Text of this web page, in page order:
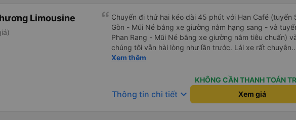
xúc động quá ! 🥹
Limousine
Chuyến đi thứ hai kéo dài 45 phút với Han Café (tuyến
Gòn - Mũi Né bằng xe giường nằm hạng sang - và
Phan Rang - Mũi Né bằng xe giường nằm tiêu chuẩn)
chúng tôi vẫn hài lòng như lần trước. Lái xe rất chuyên
nghiệp, nhân viên vô cùng chu đáo (họ kiểm tra xem
nồng nhiệt cùng cung cấp thông tin hữu ích tại điểm
Xe sạch sẽ và thoải mái, và việc liên lạc rất hoàn hảo
tin nhắn WhatsApp nhắc nhở chúng tôi về chuyến đi và
Xem thêm
KHÔNG CẦN THANH TOÁN
Thông tin chi tiết keyboard_arrow_down Xem giá